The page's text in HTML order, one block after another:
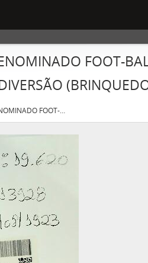
FOOT-
UM APPARELHO DENOMINADO FOOT-BALL TABLE GAME OU JOGO DE FOOT-BALL DE MESA, PARA DIVERSÃO (BRINQUEDO)